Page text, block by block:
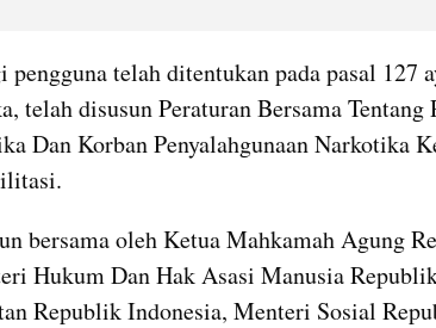
telah ditentukan pada pasal 127
telah disusun Peraturan Bersama Tentang
Dan Korban Penyalahgunaan Narkotika
bersama oleh Ketua Mahkamah Agung
Hukum Dan Hak Asasi Manusia
Republik Indonesia, Menteri Sosial